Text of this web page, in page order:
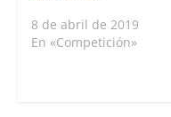
8 de abril de 2019
En «Competición»